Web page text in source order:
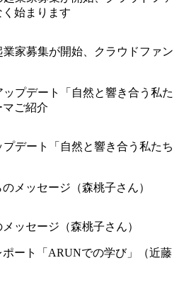
業家募集が開始、クラウドファン
デート「自然と響き合う私たち
ッセージ（森桃子さん）